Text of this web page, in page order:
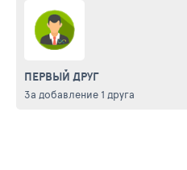
ПЕРВЫЙ ДРУГ
За добавление 1 друга